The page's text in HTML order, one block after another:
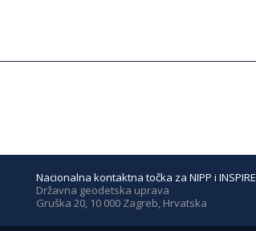
Nacionalna kontaktna točka za NIPP i INSPIRE
Državna geodetska uprava
Gruška 20, 10 000 Zagreb, Hrvatska